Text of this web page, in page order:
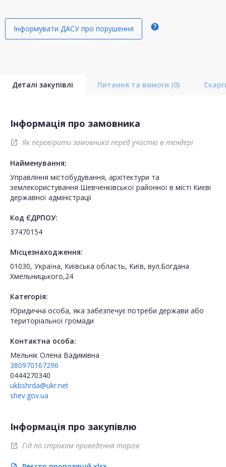
Інформувати ДАСУ про порушення help
Деталі закупівлі Питання та вимоги (0)
Інформація про замовника
open_in_new Як перевірити замовника перед участю в тендері
Найменування:
Управління містобудування, архітектури та
землекористування Шевченківської районної в місті Києві
державної адміністрації
Код ЄДРПОУ:
37470154
Місцезнаходження:
01030, Україна, Київська область, Київ, вул.Богдана
Хмельницького,24
Категорія:
Юридична особа, яка забезпечує потреби держави або
територіальної громади
Контактна особа:
Мельнік Олена Вадимівна
380970167296
0444270340
ukbshrda@ukr.net
shev.gov.ua
Інформація про закупівлю
open_in_new Гід по строкам проведення торгів